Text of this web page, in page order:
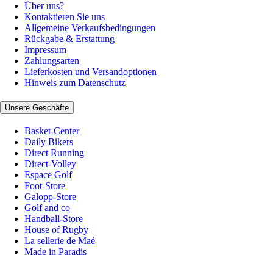
Über uns?
Kontaktieren Sie uns
Allgemeine Verkaufsbedingungen
Rückgabe & Erstattung
Impressum
Zahlungsarten
Lieferkosten und Versandoptionen
Hinweis zum Datenschutz
Unsere Geschäfte
Basket-Center
Daily Bikers
Direct Running
Direct-Volley
Espace Golf
Foot-Store
Galopp-Store
Golf and co
Handball-Store
House of Rugby
La sellerie de Maé
Made in Paradis